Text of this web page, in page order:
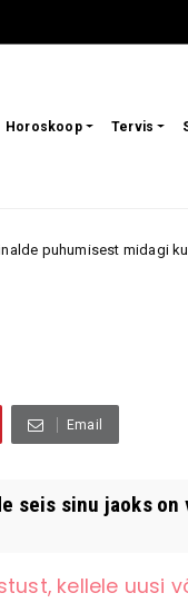
Horoskoop Tervis
midagi kuulda
Email
sinu jaoks on
kellele uusi